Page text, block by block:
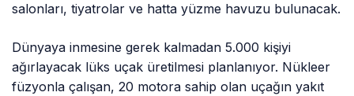
salonları, tiyatrolar ve hatta yüzme havuzu bulunacak.
Dünyaya inmesine gerek kalmadan 5.000 kişiyi
ağırlayacak lüks uçak üretilmesi planlanıyor. Nükleer
füzyonla çalışan, 20 motora sahip olan uçağın yakıt